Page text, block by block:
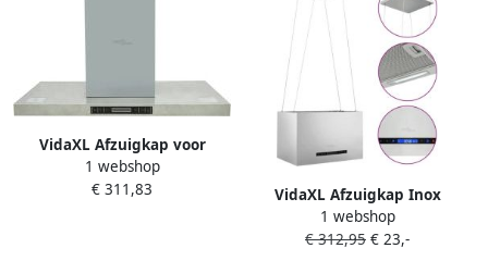
VidaXL Afzuigkap voor
kookeiland met LCD-scherm
1 webshop
€ 311,83
VidaXL Afzuigkap Inox
Keuken Afzuigkap hangend
met aanraaksensor LCD 55
1 webshop
€ 312,95 € 23,-